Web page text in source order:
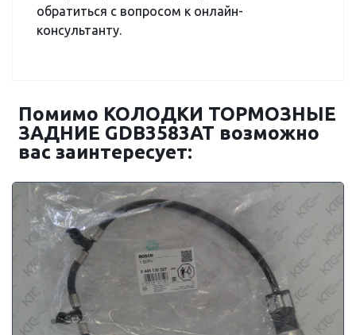
обратиться с вопросом к онлайн-
консультанту.
Помимо КОЛОДКИ ТОРМОЗНЫЕ
ЗАДНИЕ GDB3583AT возможно
вас заинтересует: